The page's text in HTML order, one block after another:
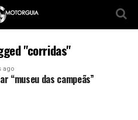
"corridas"
ago
“museu das campeãs”